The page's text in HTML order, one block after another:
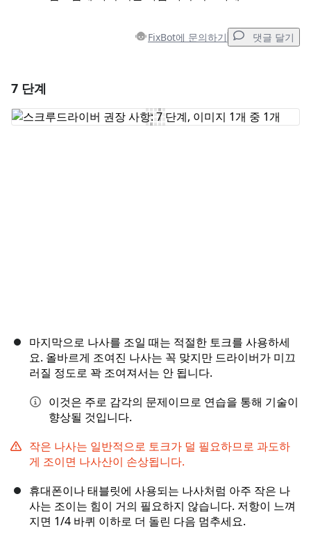
FixBot에 문의하기 댓글 달기
댓글 쓰기
7 단계
마지막으로 나사를 조일 때는 적절한 토크를 사용하세
요. 올바르게 조여진 나사는 꼭 맞지만 드라이버가 미끄
러질 정도로 꽉 조여져서는 안 됩니다.
이것은 주로 감각의 문제이므로 연습을 통해 기술이
향상될 것입니다.
작은 나사는 일반적으로 토크가 덜 필요하므로 과도하
게 조이면 나사산이 손상됩니다.
휴대폰이나 태블릿에 사용되는 나사처럼 아주 작은 나
사는 조이는 힘이 거의 필요하지 않습니다. 저항이 느껴
지면 1/4 바퀴 이하로 더 돌린 다음 멈추세요.